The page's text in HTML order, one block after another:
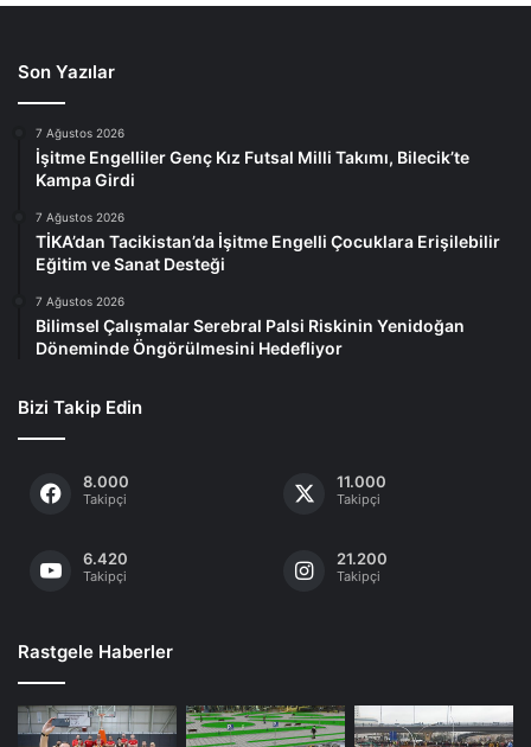
Son Yazılar
7 Ağustos 2026
İşitme Engelliler Genç Kız Futsal Milli Takımı, Bilecik’te
Kampa Girdi
7 Ağustos 2026
TİKA’dan Tacikistan’da İşitme Engelli Çocuklara Erişilebilir
Eğitim ve Sanat Desteği
7 Ağustos 2026
Bilimsel Çalışmalar Serebral Palsi Riskinin Yenidoğan
Döneminde Öngörülmesini Hedefliyor
Bizi Takip Edin
8.000
Takipçi
11.000
Takipçi
6.420
Takipçi
21.200
Takipçi
Rastgele Haberler